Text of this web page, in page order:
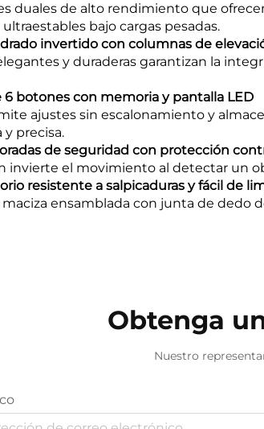
duales de alto rendimiento que
bajo cargas pesadas.
invertido con columnas de
y duraderas garantizan la
6 botones con memoria y pantalla LED
ajustes sin escalonamiento y
y precisa.
de seguridad con protección
invierte el movimiento al detectar un
resistente a salpicaduras y fácil de
ensamblada con junta de
Obtenga
Nuestro